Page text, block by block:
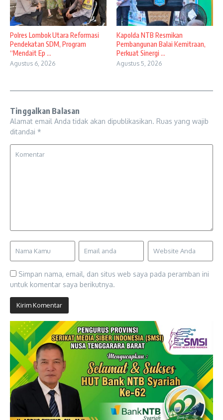
Polres Lombok Utara Reformasi
Pendekatan SDM, Program
“Mendait Ep ...
Agustus 6, 2026
Kapolda NTB Resmikan
Pembangunan Balai Kemitraan,
Perkuat Sinergi ...
Agustus 5, 2026
Tinggalkan Balasan
Alamat email Anda tidak akan dipublikasikan. Ruas yang wajib
ditandai *
Simpan nama, email, dan situs web saya pada peramban ini
untuk komentar saya berikutnya.